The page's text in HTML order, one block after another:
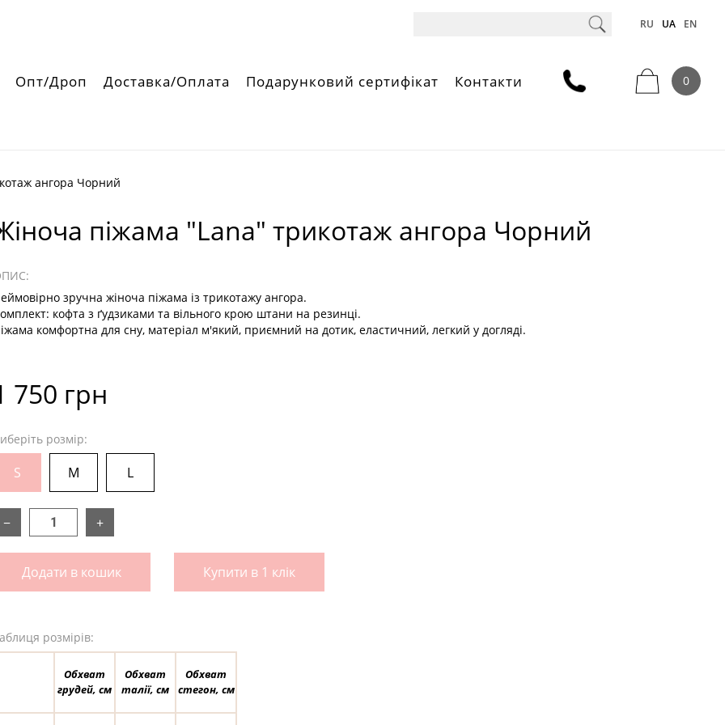
RU UA EN
Опт/Дроп Доставка/Оплата Подарунковий сертифікат Контакти 0
ангора Чорний
піжама "Lana" трикотаж ангора Чорний
зручна жіноча піжама із трикотажу ангора.
кофта з ґудзиками та вільного крою штани на резинці.
комфортна для сну, матеріал м'який, приємний на дотик, еластичний, легкий у догляді.
750 грн
розмір:
S M L
− +
Додати в кошик Купити в 1 клік
розмірів:
Обхват
грудей, см
Обхват
талії, см
Обхват
стегон, см